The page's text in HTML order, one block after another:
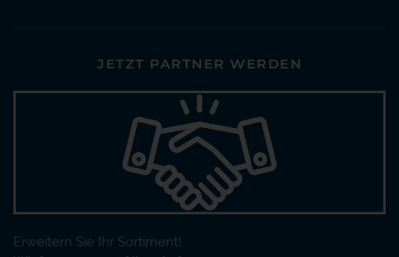
JETZT PARTNER WERDEN
Erweitern Sie Ihr Sortiment!